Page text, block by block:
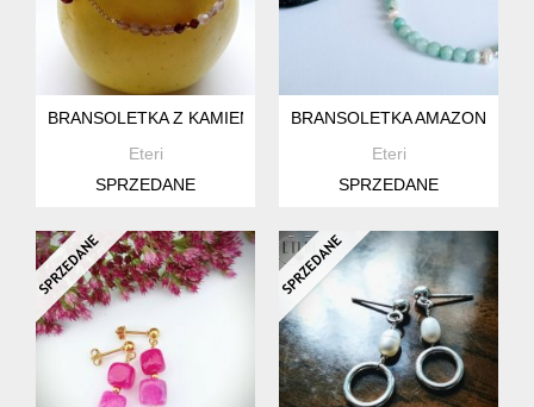
BRANSOLETKA Z KAMIENIEM SŁONECZNYM I GRANATEM
Eteri
SPRZEDANE
BRANSOLETKA AMAZONIT -
Eteri
SPRZEDANE